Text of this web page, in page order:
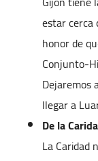
estar cerca
honor de
Conjunto-
Dejaremos
llegar a
De la
La Caridad